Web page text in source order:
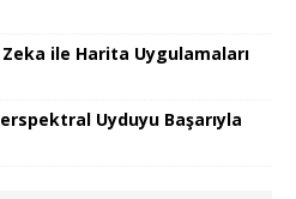
ile Harita Uygulamaları
Uyduyu Başarıyla